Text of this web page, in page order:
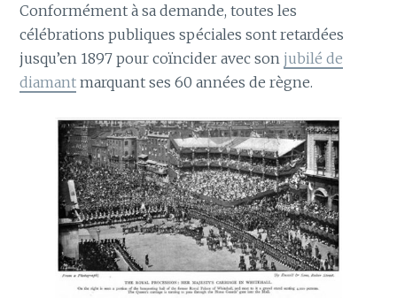
Conformément à sa demande, toutes les
célébrations publiques spéciales sont retardées
jusqu’en 1897 pour coïncider avec son jubilé de
diamant marquant ses 60 années de règne.